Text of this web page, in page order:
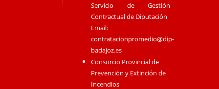
Servicio de Gestión
Contractual de Diputación
Email:
contratacionpromedio@dip-
badajoz.es
Consorcio Provincial de
Prevención y Extinción de
Incendios